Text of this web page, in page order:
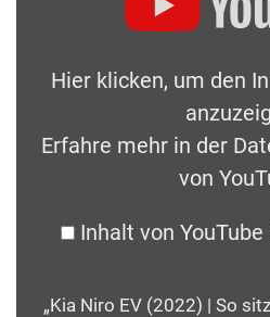
Hier klicken, um den
Erfahre mehr in der
von
Inhalt von
„Kia Niro EV (2022) | So